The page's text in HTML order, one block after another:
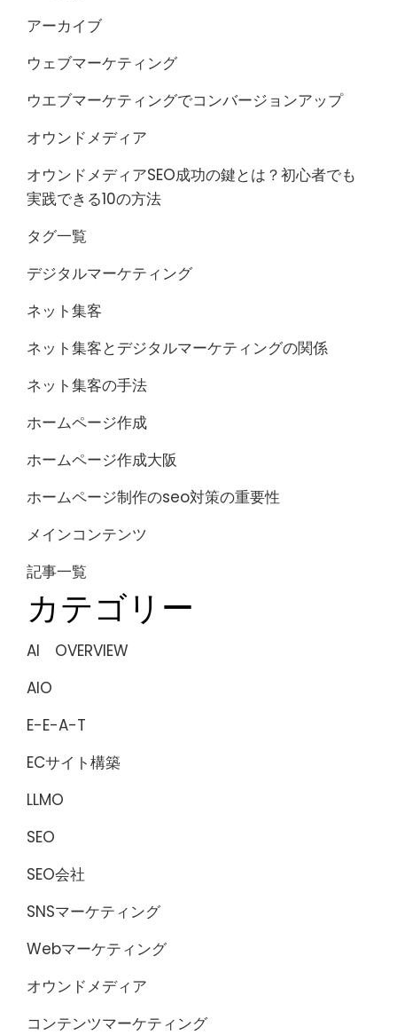
アーカイブ
ウェブマーケティング
ウエブマーケティングでコンバージョンアップ
オウンドメディア
オウンドメディアSEO成功の鍵とは？初心者でも
実践できる10の方法
タグ一覧
デジタルマーケティング
ネット集客
ネット集客とデジタルマーケティングの関係
ネット集客の手法
ホームページ作成
ホームページ作成大阪
ホームページ制作のseo対策の重要性
メインコンテンツ
記事一覧
カテゴリー
AI OVERVIEW
AIO
E-E-A-T
ECサイト構築
LLMO
SEO
SEO会社
SNSマーケティング
Webマーケティング
オウンドメディア
コンテンツマーケティング